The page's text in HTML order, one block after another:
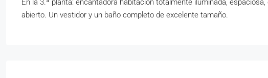
En la 3.ª planta: encantadora habitación totalmente iluminada,
abierto. Un vestidor y un baño completo de excelente tamaño.